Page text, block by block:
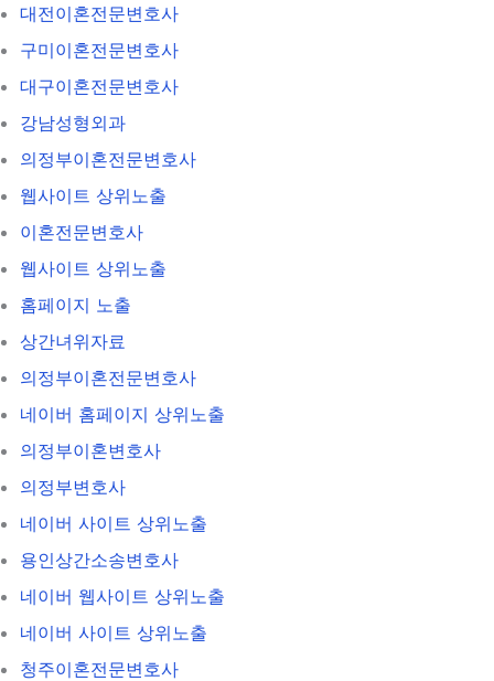
대전이혼전문변호사
구미이혼전문변호사
대구이혼전문변호사
강남성형외과
의정부이혼전문변호사
웹사이트 상위노출
이혼전문변호사
웹사이트 상위노출
홈페이지 노출
상간녀위자료
의정부이혼전문변호사
네이버 홈페이지 상위노출
의정부이혼변호사
의정부변호사
네이버 사이트 상위노출
용인상간소송변호사
네이버 웹사이트 상위노출
네이버 사이트 상위노출
청주이혼전문변호사